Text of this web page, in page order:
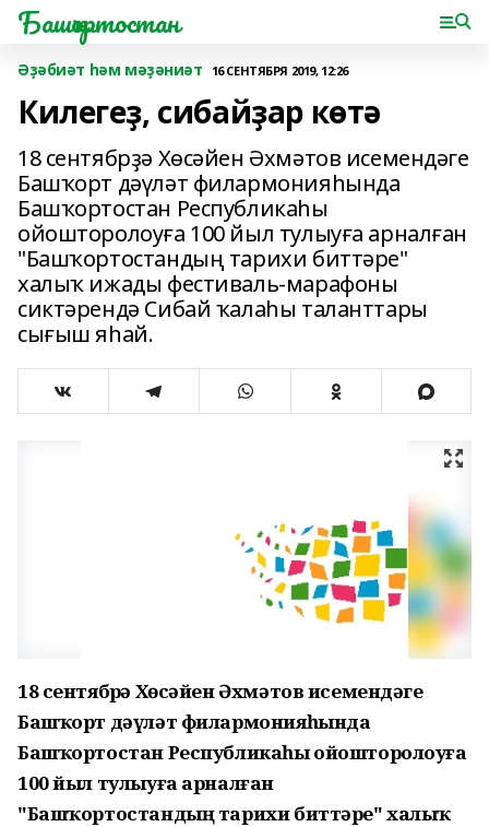
Башҡортостан
Әҙәбиәт һәм мәҙәниәт 16 СЕНТЯБРЯ 2019, 12:26
Килегеҙ, сибайҙар көтә
18 сентябрҙә Хөсәйен Әхмәтов исемендәге
Башҡорт дәүләт филармонияһында
Башҡортостан Республикаһы
ойошторолоуға 100 йыл тулыуға арналған
"Башҡортостандың тарихи биттәре"
халыҡ ижады фестиваль-марафоны
сиктәрендә Сибай ҡалаһы таланттары
сығыш яһай.
18 сентябрҙә Хөсәйен Әхмәтов исемендәге
Башҡорт дәүләт филармонияһында
Башҡортостан Республикаһы ойошторолоуға
100 йыл тулыуға арналған
"Башҡортостандың тарихи биттәре" халыҡ